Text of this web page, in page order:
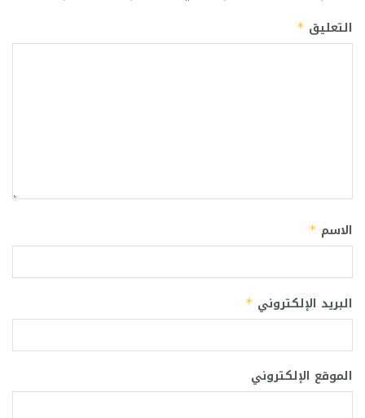
التعليق *
الاسم *
البريد الإلكتروني *
الموقع الإلكتروني